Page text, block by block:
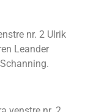
nr. 2 Ulrik
Leander